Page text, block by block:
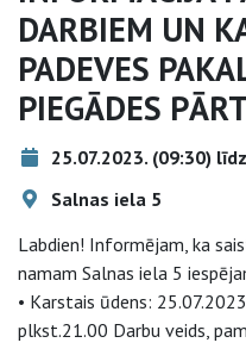
DARBIEM UN
PADEVES
PIEGĀDES
25.07.2023. (09:30)
Salnas iela 5
Labdien! Informējam, ka
namam Salnas iela 5
• Karstais ūdens:
plkst.21.00 Darbu veids,